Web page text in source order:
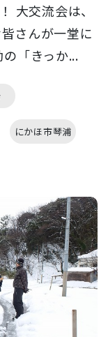
大交流会は、
さんが一堂に
「きっか...
にかほ市琴浦